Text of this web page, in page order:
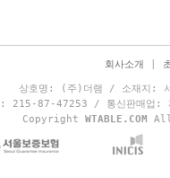
회사소개
상호명: (주)더램 / 소재지:
호: 215-87-47253 / 통신판매
Copyright WTABLE.COM